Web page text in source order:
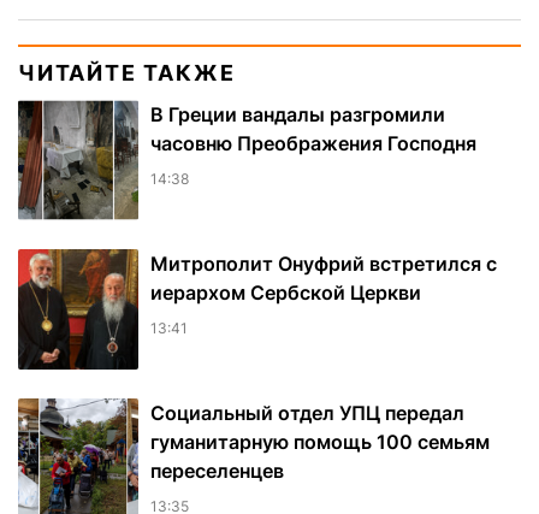
ЧИТАЙТЕ ТАКЖЕ
В Греции вандалы разгромили
часовню Преображения Господня
14:38
Митрополит Онуфрий встретился с
иерархом Сербской Церкви
13:41
Социальный отдел УПЦ передал
гуманитарную помощь 100 семьям
переселенцев
13:35